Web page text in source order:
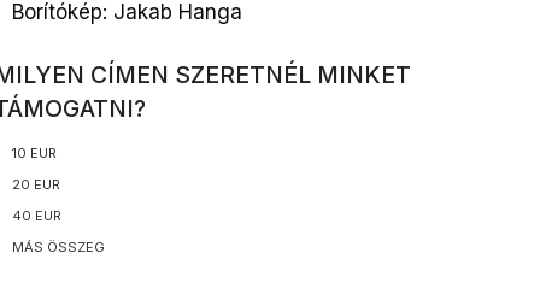
Borítókép: Jakab Hanga
CÍMEN SZERETNÉL MINKET
10 EUR
20 EUR
40 EUR
MÁS ÖSSZEG